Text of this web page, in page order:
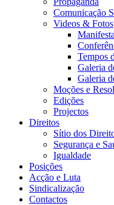
Comunicação
Videos & Fotos
Tempos
Galeria
Galeria
Moções e
Edições
Projectos
Direitos
Sítio dos
Segurança e
Igualdade
Posições
Acção e Luta
Sindicalização
Contactos